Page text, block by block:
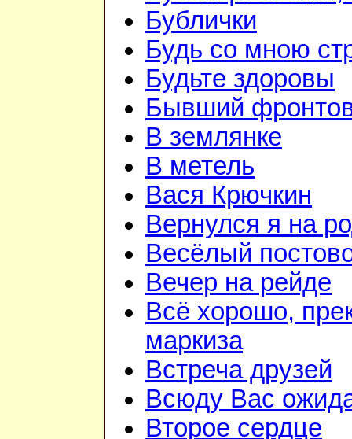
Бублички
Будь со мною
Будьте здоровы
Бывший
В землянке
В метель
Вася Крючкин
Вернулся я на
Весёлый
Вечер на рейде
Всё хорошо,
маркиза
Встреча друзей
Всюду Вас
Второе сердце